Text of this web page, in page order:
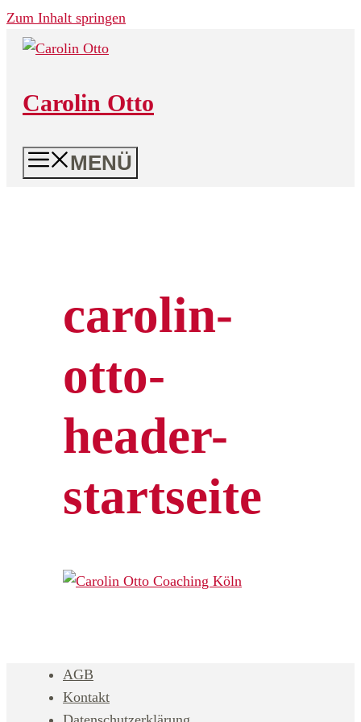
Zum Inhalt springen
Carolin Otto
MENÜ
carolin-
otto-
header-
startseite
AGB
Kontakt